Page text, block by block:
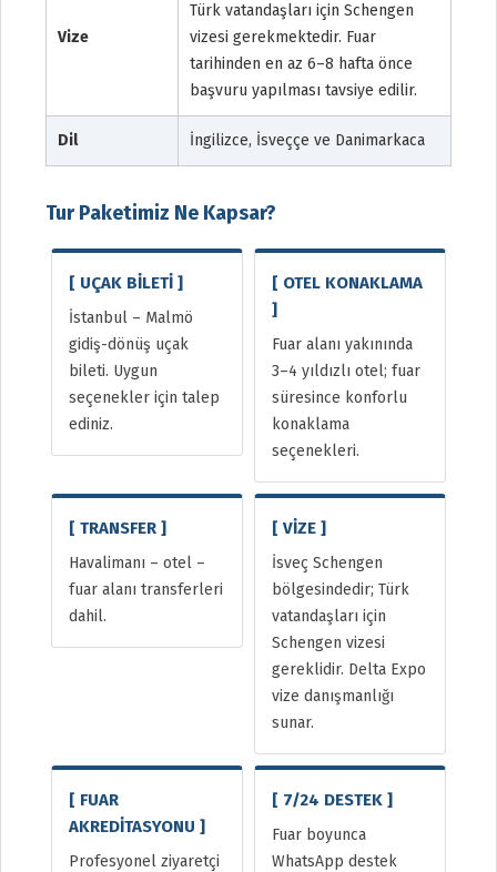
Vize
Türk vatandaşları için Schengen
vizesi gerekmektedir. Fuar
tarihinden en az 6–8 hafta önce
başvuru yapılması tavsiye edilir.
Dil İngilizce, İsveççe ve Danimarkaca
Tur Paketimiz Ne Kapsar?
[ UÇAK BİLETİ ]
İstanbul – Malmö
gidiş-dönüş uçak
bileti. Uygun
seçenekler için talep
ediniz.
[ OTEL KONAKLAMA
]
Fuar alanı yakınında
3–4 yıldızlı otel; fuar
süresince konforlu
konaklama
seçenekleri.
[ TRANSFER ]
Havalimanı – otel –
fuar alanı transferleri
dahil.
[ VİZE ]
İsveç Schengen
bölgesindedir; Türk
vatandaşları için
Schengen vizesi
gereklidir. Delta Expo
vize danışmanlığı
sunar.
[ FUAR
AKREDİTASYONU ]
Profesyonel ziyaretçi
[ 7/24 DESTEK ]
Fuar boyunca
WhatsApp destek